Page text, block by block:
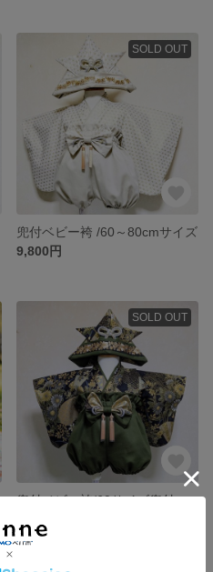
SOLD OUT
兜付ベビー袴 /60～80cmサイズ
9,800円
SOLD OUT
兜付ベビー袴/60サイズ兜付